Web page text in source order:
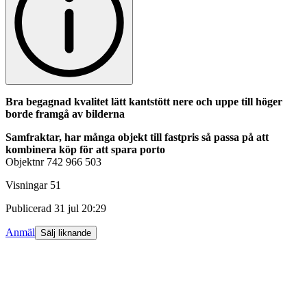
Bra begagnad kvalitet lätt kantstött nere och uppe till höger
borde framgå av bilderna
Samfraktar, har många objekt till fastpris så passa på att
kombinera köp för att spara porto
Objektnr 742 966 503
Visningar 51
Publicerad 31 jul 20:29
Anmäl Sälj liknande